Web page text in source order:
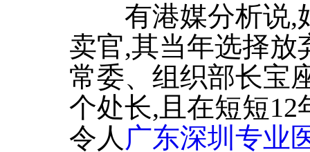
有港媒分析说,
卖官,其当年选择放
常委、组织部长宝
个处长,且在短短
令人 广东深圳专业